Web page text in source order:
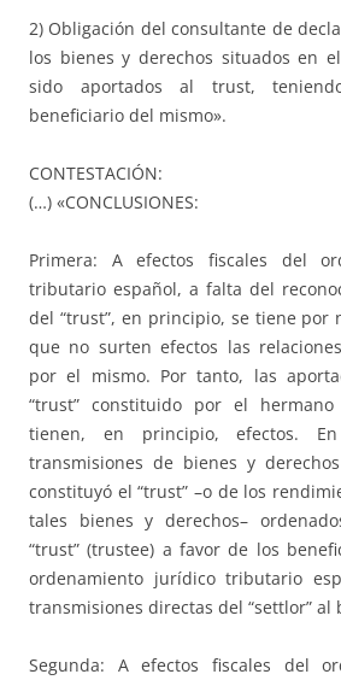
2) Obligación del consultante de
los bienes y derechos situados en
sido aportados al trust,
beneficiario del mismo».
CONTESTACIÓN:
(…) «CONCLUSIONES:
Primera: A efectos fiscales del
tributario español, a falta del
del “trust”, en principio, se tiene por
que no surten efectos las
por el mismo. Por tanto, las
“trust” constituido por el
tienen, en principio, efectos. En
transmisiones de bienes y
constituyó el “trust” –o de los
tales bienes y derechos–
“trust” (trustee) a favor de los
ordenamiento jurídico tributario
transmisiones directas del “settlor” al
Segunda: A efectos fiscales del